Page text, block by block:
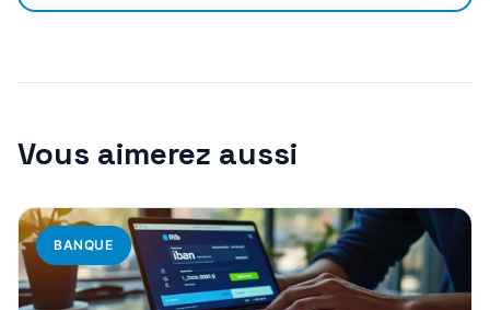
Vous aimerez aussi
BANQUE